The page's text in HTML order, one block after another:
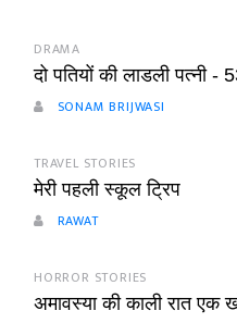
DRAMA
दो पतियों की लाडली पत्नी -
SONAM BRIJWASI
TRAVEL STORIES
मेरी पहली स्कूल ट्रिप
RAWAT
HORROR STORIES
अमावस्या की काली रात एक